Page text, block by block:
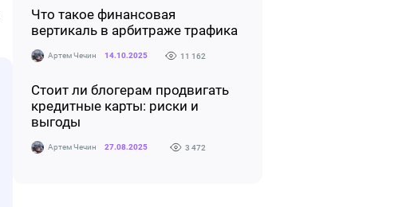
Что такое финансовая
вертикаль в арбитраже трафика
Артем Чечин 14.10.2025 11 162
Стоит ли блогерам продвигать
кредитные карты: риски и
выгоды
Артем Чечин 27.08.2025 3 472